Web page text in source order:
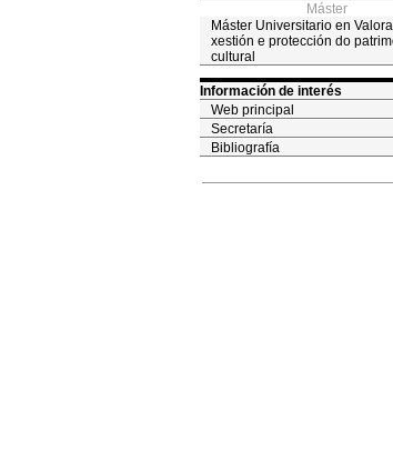
Máster
Máster Universitario en
xestión e protección do
cultural
Información de interés
Web principal
Secretaría
Bibliografía